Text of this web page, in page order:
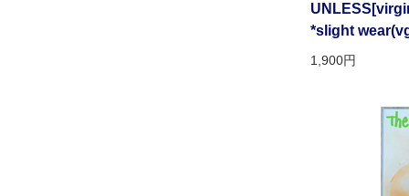
*slight
1,900円